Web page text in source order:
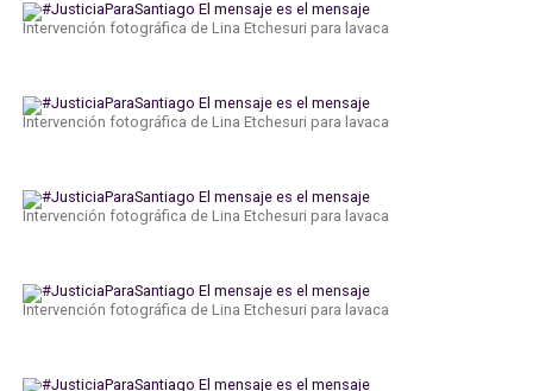
Intervención fotográfica de Lina Etchesuri para lavaca
Intervención fotográfica de Lina Etchesuri para lavaca
Intervención fotográfica de Lina Etchesuri para lavaca
Intervención fotográfica de Lina Etchesuri para lavaca